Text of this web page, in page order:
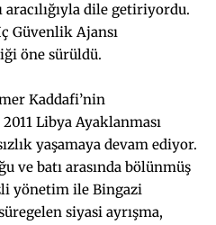
dile getiriyordu.
Güvenlik Ajansı
öne sürüldü.
Kaddafi’nin
Libya Ayaklanması
yaşamaya devam ediyor.
ve batı arasında bölünmüş
yönetim ile Bingazi
siyasi ayrışma,